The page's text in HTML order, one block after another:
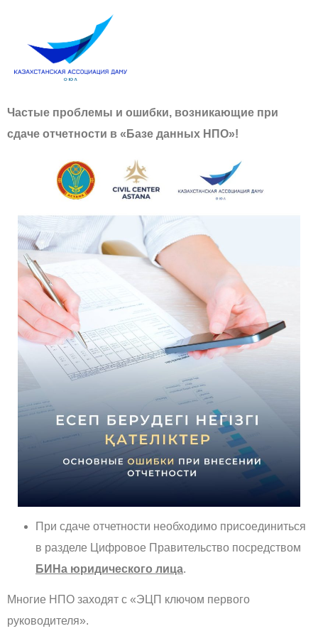
Частые проблемы и ошибки, возникающие при
сдаче отчетности в «Базе данных НПО»!
При сдаче отчетности необходимо присоединиться
в разделе Цифровое Правительство посредством
БИНа юридического лица.
Многие НПО заходят с «ЭЦП ключом первого
руководителя».